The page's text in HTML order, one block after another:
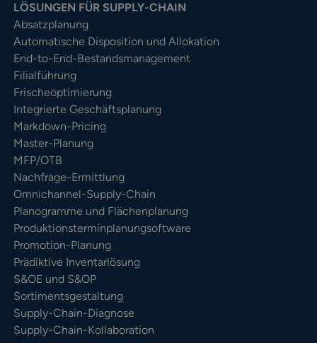
LÖSUNGEN FÜR SUPPLY-CHAIN
Absatzplanung
Automatische Disposition und Allokation
End-to-End-Bestandsmanagement
Filialführung
Frischeoptimierung
Integrierte Geschäftsplanung
Markdown-Pricing
Master-Planung
MFP/OTB
Nachfrage-Ermittlung
Omnichannel-Supply-Chain
Planogramme und Flächenplanung
Produktionsterminplanungsoftware
Promotion-Planung
Prädiktive Inventarlösung
S&OE und S&OP
Sortimentsgestaltung
Supply-Chain-Diagnose
Supply-Chain-Kollaboration